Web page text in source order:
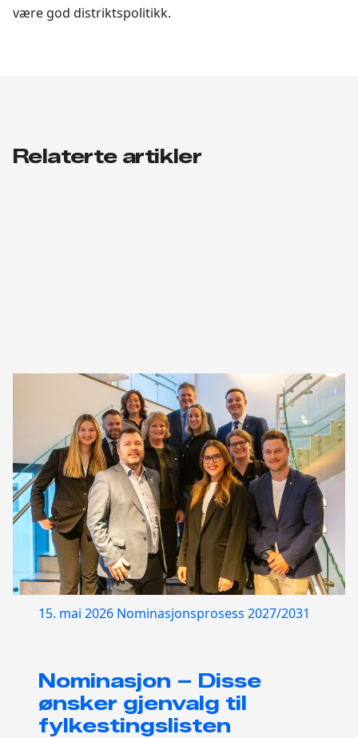
være god distriktspolitikk.
Relaterte artikler
15. mai 2026 Nominasjonsprosess 2027/2031
Nominasjon – Disse
ønsker gjenvalg til
fylkestingslisten